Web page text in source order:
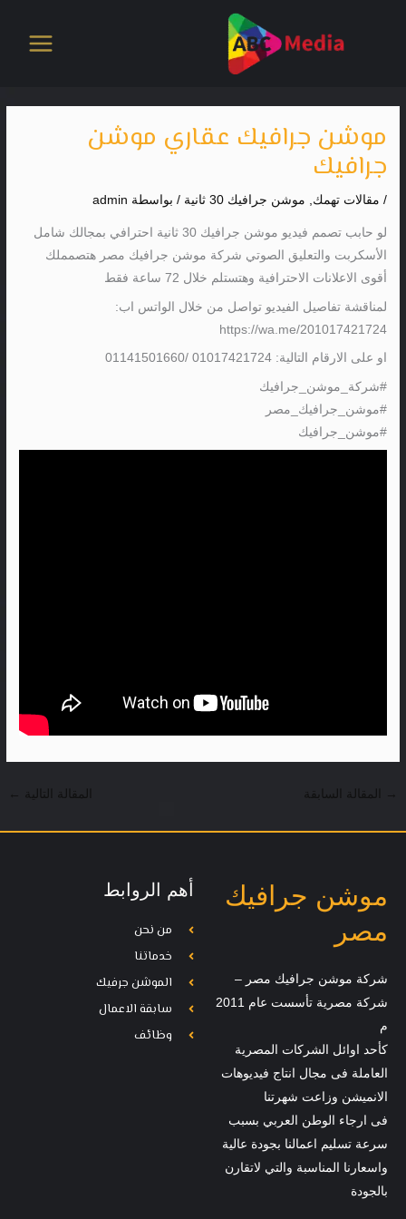
موشن جرافيك عقاري موشن
جرافيك
/ مقالات تهمك, موشن جرافيك 30 ثانية / بواسطة admin
لو حابب تصمم فيديو موشن جرافيك 30 ثانية احترافي بمجالك شامل
الأسكربت والتعليق الصوتي شركة موشن جرافيك مصر هتصمملك
أقوى الاعلانات الاحترافية وهتستلم خلال 72 ساعة فقط
لمناقشة تفاصيل الفيديو تواصل من خلال الواتس اب:
https://wa.me/201017421724
او على الارقام التالية: 01017421724 /01141501660
#شركة_موشن_جرافيك
#موشن_جرافيك_مصر
#موشن_جرافيك
→ المقالة السابقة المقالة التالية ←
موشن جرافيك
مصر
شركة موشن جرافيك مصر –
شركة مصرية تأسست عام 2011
م
كأحد اوائل الشركات المصرية
العاملة فى مجال انتاج فيديوهات
الانميشن وزاعت شهرتنا
فى ارجاء الوطن العربي بسبب
سرعة تسليم اعمالنا بجودة عالية
واسعارنا المناسبة والتي لاتقارن
بالجودة
أهم الروابط
من نحن
خدماتنا
الموشن جرفيك
سابقة الاعمال
وظائف